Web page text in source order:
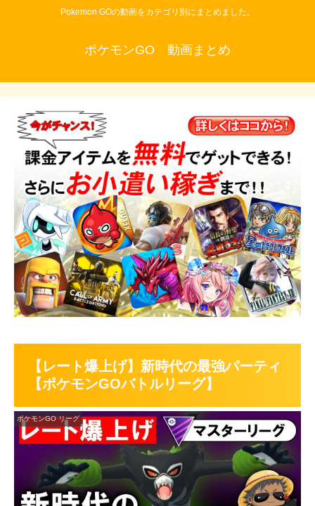
Pokemon GOの動画をカテゴリ別にまとめました。
ポケモンGO 動画まとめ
【レート爆上げ】新時代の最強パーティ
【ポケモンGOバトルリーグ】
ポケモンGO リーグ